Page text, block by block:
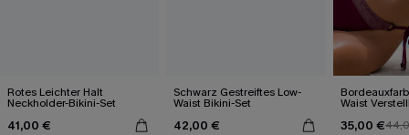
Rotes Leichter Halt
Neckholder-Bikini-Set
41,00 €
Schwarz Gestreiftes Low-
Waist Bikini-Set
42,00 €
Waist
35,00 €